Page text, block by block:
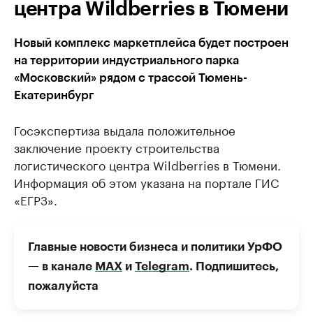
центра Wildberries в Тюмени
Новый комплекс маркетплейса будет построен
на территории индустриального парка
«Московский» рядом с трассой Тюмень-
Екатеринбург
Госэкспертиза выдала положительное
заключение проекту строительства
логистического центра Wildberries в Тюмени.
Информация об этом указана на портале ГИС
«ЕГРЗ».
Главные новости бизнеса и политики УрФО
— в канале МАХ и Telegram. Подпишитесь,
пожалуйста